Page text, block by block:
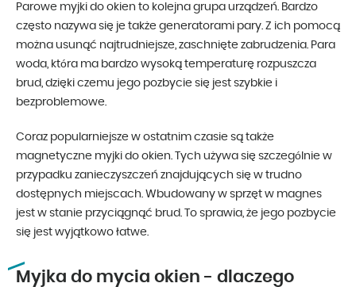
Parowe myjki do okien to kolejna grupa urządzeń. Bardzo
często nazywa się je także generatorami pary. Z ich pomocą
można usunąć najtrudniejsze, zaschnięte zabrudzenia. Para
woda, która ma bardzo wysoką temperaturę rozpuszcza
brud, dzięki czemu jego pozbycie się jest szybkie i
bezproblemowe.
Coraz popularniejsze w ostatnim czasie są także
magnetyczne myjki do okien. Tych używa się szczególnie w
przypadku zanieczyszczeń znajdujących się w trudno
dostępnych miejscach. Wbudowany w sprzęt w magnes
jest w stanie przyciągnąć brud. To sprawia, że jego pozbycie
się jest wyjątkowo łatwe.
Myjka do mycia okien - dlaczego